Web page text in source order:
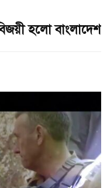
হলো বাংলাদেশ